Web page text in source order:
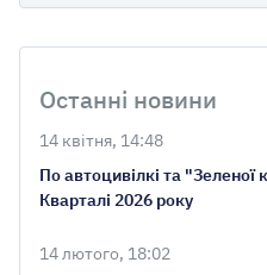
Останні новини
14 квітня, 14:48
По автоцивілкі та
Кварталі 2026 року
14 лютого, 18:02